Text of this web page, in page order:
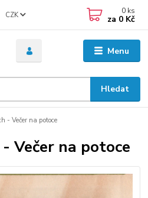
Menu
CZK
Hledat
0 ks
za 0 Kč
- Večer na potoce
Večer na potoce